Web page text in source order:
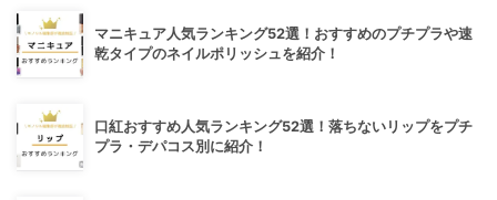
マニキュア人気ランキング52選！おすすめのプチプラや速
乾タイプのネイルポリッシュを紹介！
口紅おすすめ人気ランキング52選！落ちないリップをプチ
プラ・デパコス別に紹介！